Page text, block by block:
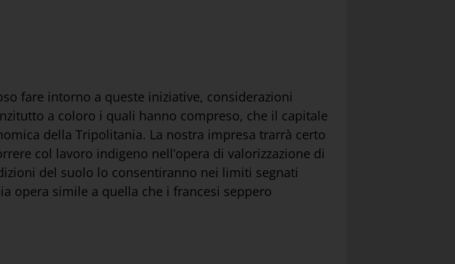
fare intorno a queste iniziative, considerazioni
a coloro i quali hanno compreso, che il capitale
della Tripolitania. La nostra impresa trarrà certo
col lavoro indigeno nell’opera di valorizzazione di
del suolo lo consentiranno nei limiti segnati
opera simile a quella che i francesi seppero